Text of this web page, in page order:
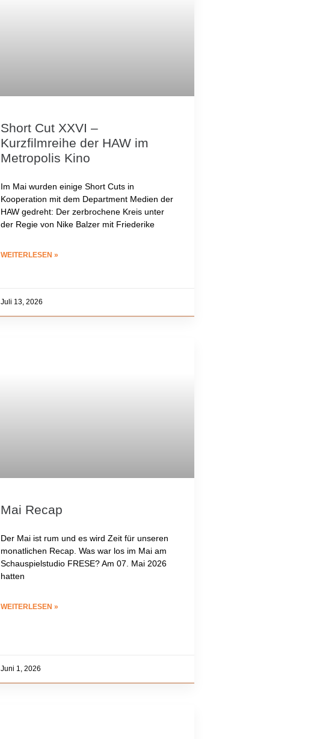
Short Cut XXVI –
Kurzfilmreihe der HAW im
Metropolis Kino
Im Mai wurden einige Short Cuts in
Kooperation mit dem Department Medien der
HAW gedreht: Der zerbrochene Kreis unter
der Regie von Nike Balzer mit Friederike
WEITERLESEN »
Juli 13, 2026
Mai Recap
Der Mai ist rum und es wird Zeit für unseren
monatlichen Recap. Was war los im Mai am
Schauspielstudio FRESE? Am 07. Mai 2026
hatten
WEITERLESEN »
Juni 1, 2026